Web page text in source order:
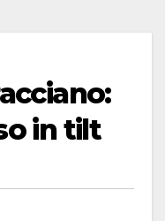
in tilt